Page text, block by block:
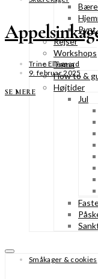
Pynt
Rejser
Workshops
Tema
How to &
Højtider
Jul
Trine Ellegaard
9. februar 2025
SE MERE
Småkager & cookies